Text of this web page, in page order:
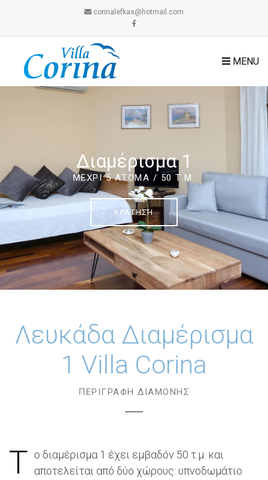
corinalefkas@hotmail.com
MENU
Διαμέρισμα 1
ΜΈΧΡΙ 5 ΆΤΟΜΑ / 50 Τ.Μ.
ΚΡΆΤΗΣΗ
Λευκάδα Διαμέρισμα
1 Villa Corina
ΠΕΡΙΓΡΑΦΉ ΔΙΑΜΟΝΉΣ
Τ ο διαμέρισμα 1 έχει εμβαδόν 50 τ.μ. και
αποτελείται από δύο χώρους: υπνοδωμάτιο